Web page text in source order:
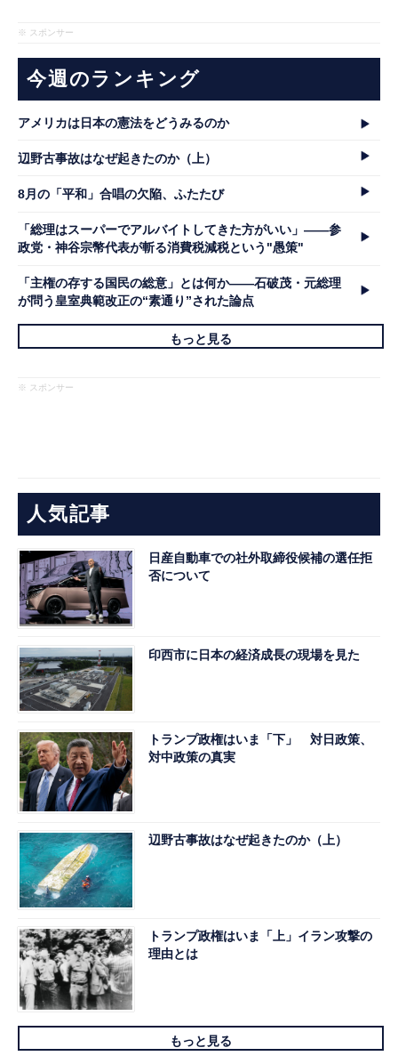
※ スポンサー
今週のランキング
アメリカは日本の憲法をどうみるのか
辺野古事故はなぜ起きたのか（上）
8月の「平和」合唱の欠陥、ふたたび
「総理はスーパーでアルバイトしてきた方がいい」――参
政党・神谷宗幣代表が斬る消費税減税という"愚策"
「主権の存する国民の総意」とは何か――石破茂・元総理
が問う皇室典範改正の“素通り”された論点
もっと見る
※ スポンサー
人気記事
日産自動車での社外取締役候補の選任拒
否について
印西市に日本の経済成長の現場を見た
トランプ政権はいま「下」 対日政策、
対中政策の真実
辺野古事故はなぜ起きたのか（上）
トランプ政権はいま「上」イラン攻撃の
理由とは
もっと見る